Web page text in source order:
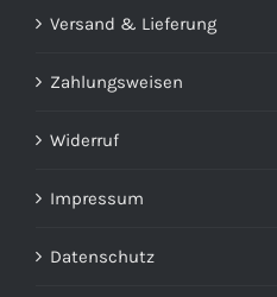
Versand & Lieferung
Zahlungsweisen
Widerruf
Impressum
Datenschutz